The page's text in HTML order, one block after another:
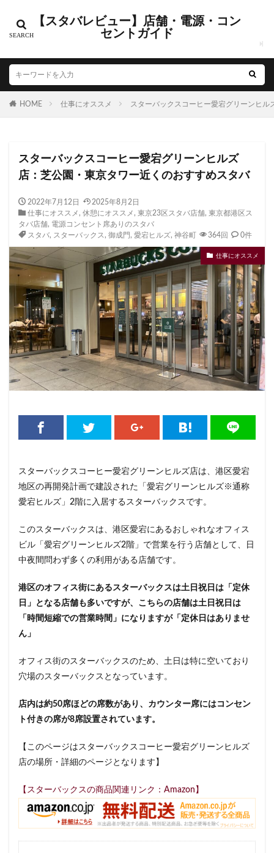
【スタバレビュー】店舗・電源・コン
セントガイド
HOME 仕事にオススメ スターバックスコーヒー愛宕グリーンヒ
スターバックスコーヒー愛宕グリーンヒルズ
店：芝公園・東京タワー近くのおすすめスタバ
2022年7月12日
2025年8月2日
仕事にオススメ , 休憩にオススメ , 東京23区スタバ店舗, 東京都港区ス
タバ店舗, 電源コンセント席ありのスタバ
スタバ, スターバックス , 御成門 , 愛宕ヒルズ, 神谷町 364回 0件
仕事にオススメ
スターバックスコーヒー愛宕グリーンヒルズ店は、港区愛宕
地区の再開発計画で建設された「愛宕グリーンヒルズ※通称
愛宕ヒルズ」2階に入居するスターバックスです。
このスターバックスは、港区愛宕にあるおしゃれなオフィス
ビル「愛宕グリーンヒルズ2階」で営業を行う店舗として、日
中夜間問わず多くの利用がある店舗です。
港区のオフィス街にあるスターバックスは土日祝日は「定休
日」となる店舗も多いですが、こちらの店舗は土日祝日は
「時間短縮での営業時間」になりますが「定休日はありませ
ん」
オフィス街のスターバックスのため、土日は特に空いており
穴場のスターバックスとなっています。
店内は約50席ほどの席数があり、カウンター席にはコンセン
ト付きの席が8席設置されています。
【このページはスターバックスコーヒー愛宕グリーンヒルズ
店の場所・詳細のページとなります】
【スターバックスの商品関連リンク：Amazon】
カテゴリー
タグ
CIAL鶴見 EXITMELSA GINZA SIX
MIYASHITA PARK My フルーツ³ フラペチーノⓇ
Neighborhood and Coffee NEOPASA
starbucks STARBUCKS GINZA HOUSE T-SITE
Teavana Think Lab TSUTAYA
TSUTAYA BOOKSTORE TSUTAYABOOKSTORE
あざみ野 おしゃれ お台場 お茶の水
くまざわ書店 さいたま市 さいたま新都心
ささしまライブ そごう千葉 そごう横浜
そよら横浜高田 たまプラーザ つくば
つくばエクスプレス つくば駅 にこにこテラス
ひばりヶ丘 ふじみ野 ふじみ野市 まとめ
みなとみらい ゆめが丘 ゆめが丘ソラトス
ららテラス川口 アウトレット アトレ
アトレヴィ大塚 アトレ川崎
アリオ北砂 アリオ川口 アークヒルズ イオン
イオンモール イオンモール上尾 イオンモール与野
イオンモール春日部 イオンモール津田沼
イオンモール羽生 イオンレイクタウン
イオン市川妙典 イオン板橋 イオン金沢八景
イクスピアリ イグジットメルサ
イタリアンベーカリー イトーヨーカドー イーアス
エキア エキア竹ノ塚 エキナカ エキュート
エキュート上野 エキュート立川 エキュート赤羽
オートバックス カインズホーム
カフェ ギンザシックス クイーンズスクエア
コクーンシティ コレド室町 コレド室町テラス
サンシャインシティ サービスエリア
シモキタエキウエ シャポー
スタバ
スターバックス スターバックス ティー＆カフェ
スターバックスギンザハウス スターバックスリザーブ